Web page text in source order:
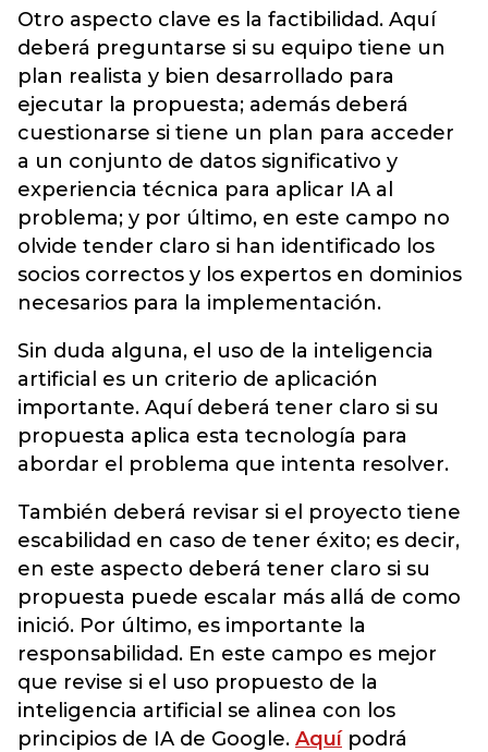
Otro aspecto clave es la factibilidad. Aquí
deberá preguntarse si su equipo tiene un
plan realista y bien desarrollado para
ejecutar la propuesta; además deberá
cuestionarse si tiene un plan para acceder
a un conjunto de datos significativo y
experiencia técnica para aplicar IA al
problema; y por último, en este campo no
olvide tender claro si han identificado los
socios correctos y los expertos en dominios
necesarios para la implementación.
Sin duda alguna, el uso de la inteligencia
artificial es un criterio de aplicación
importante. Aquí deberá tener claro si su
propuesta aplica esta tecnología para
abordar el problema que intenta resolver.
También deberá revisar si el proyecto tiene
escabilidad en caso de tener éxito; es decir,
en este aspecto deberá tener claro si su
propuesta puede escalar más allá de como
inició. Por último, es importante la
responsabilidad. En este campo es mejor
que revise si el uso propuesto de la
inteligencia artificial se alinea con los
principios de IA de Google. Aquípodrá